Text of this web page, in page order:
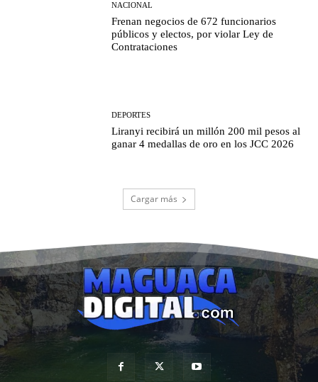
NACIONAL
Frenan negocios de 672 funcionarios
públicos y electos, por violar Ley de
Contrataciones
DEPORTES
Liranyi recibirá un millón 200 mil pesos al
ganar 4 medallas de oro en los JCC 2026
Cargar más